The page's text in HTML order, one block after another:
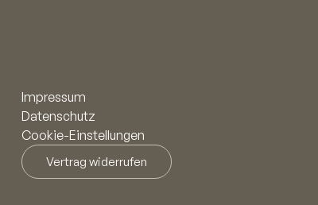
Impressum
Datenschutz
Cookie-Einstellungen
Vertrag widerrufen